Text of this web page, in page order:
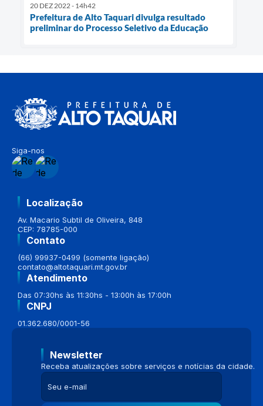
20 DEZ 2022 - 14h42
Prefeitura de Alto Taquari divulga resultado
preliminar do Processo Seletivo da Educação
Siga-nos
Localização
Av. Macario Subtil de Oliveira, 848
CEP: 78785-000
Contato
(66) 99937-0499 (somente ligação)
contato@altotaquari.mt.gov.br
Atendimento
Das 07:30hs às 11:30hs - 13:00h às 17:00h
CNPJ
01.362.680/0001-56
Newsletter
Receba atualizações sobre serviços e notícias da cidade.